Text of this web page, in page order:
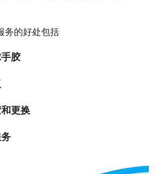
务的好处包括
胶
更换